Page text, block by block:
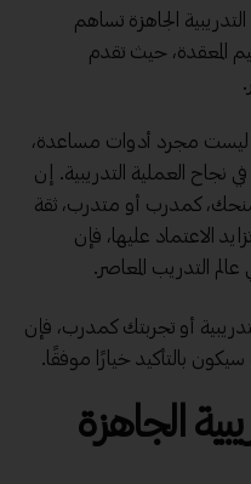
الجاهزة تساهم
المعقدة، حيث تقدم
ليست مجرد أدوات مساعدة،
نجاح العملية التدريبية. إن
يمنحك، كمدرب أو متدرب، ثقة
الاعتماد عليها، فإن
التدريب المعاصر.
أو تجربتك كمدرب، فإن
سيكون بالتأكيد خيارًا موفقًا.
الجاهزة